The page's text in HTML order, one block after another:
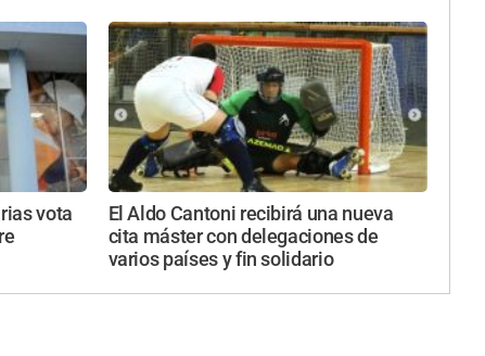
vota
El Aldo Cantoni recibirá una nueva
cita máster con delegaciones de
varios países y fin solidario